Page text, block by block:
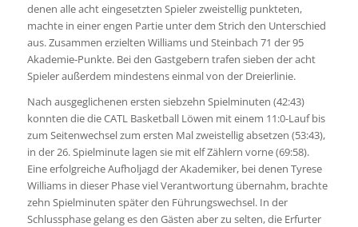
denen alle acht eingesetzten Spieler zweistellig punkteten,
machte in einer engen Partie unter dem Strich den Unterschied
aus. Zusammen erzielten Williams und Steinbach 71 der 95
Akademie-Punkte. Bei den Gastgebern trafen sieben der acht
Spieler außerdem mindestens einmal von der Dreierlinie.
Nach ausgeglichenen ersten siebzehn Spielminuten (42:43)
konnten die die CATL Basketball Löwen mit einem 11:0-Lauf bis
zum Seitenwechsel zum ersten Mal zweistellig absetzen (53:43),
in der 26. Spielminute lagen sie mit elf Zählern vorne (69:58).
Eine erfolgreiche Aufholjagd der Akademiker, bei denen Tyrese
Williams in dieser Phase viel Verantwortung übernahm, brachte
zehn Spielminuten später den Führungswechsel. In der
Schlussphase gelang es den Gästen aber zu selten, die Erfurter